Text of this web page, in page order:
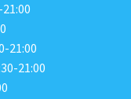
21:00
21:00